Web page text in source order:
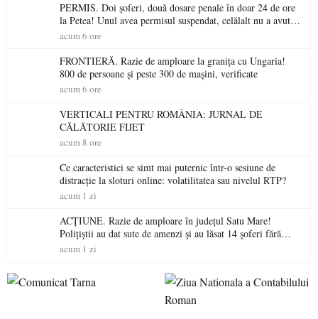
PERMIS. Doi șoferi, două dosare penale în doar 24 de ore
la Petea! Unul avea permisul suspendat, celălalt nu a avut
niciodată permis
acum 6 ore
FRONTIERĂ. Razie de amploare la granița cu Ungaria!
800 de persoane și peste 300 de mașini, verificate
acum 6 ore
VERTICALI PENTRU ROMÂNIA: JURNAL DE
CĂLĂTORIE FIJET
acum 8 ore
Ce caracteristici se simt mai puternic într-o sesiune de
distracție la sloturi online: volatilitatea sau nivelul RTP?
acum 1 zi
ACȚIUNE. Razie de amploare în județul Satu Mare!
Polițiștii au dat sute de amenzi și au lăsat 14 șoferi fără
permis într-o singură zi
acum 1 zi